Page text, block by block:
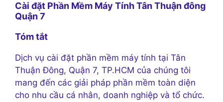
Cài đặt Phần Mềm Máy Tính Tân Thuận đông
Quận 7
Tóm tắt
Dịch vụ cài đặt phần mềm máy tính tại Tân
Thuận Đông, Quận 7, TP.HCM của chúng tôi
mang đến các giải pháp phần mềm toàn diện
cho nhu cầu cá nhân, doanh nghiệp và tổ chức.